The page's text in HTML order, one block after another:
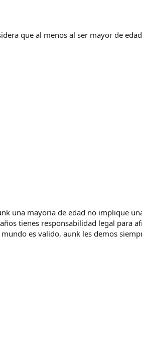
que al menos al ser mayor de
una mayoria de edad no implique
tienes responsabilidad legal para
es valido, aunk les demos